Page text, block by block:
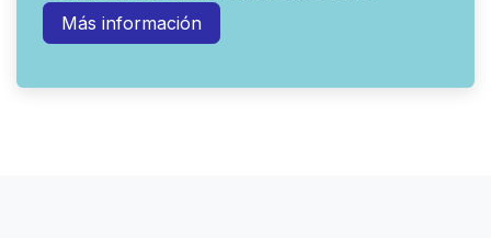
Más información